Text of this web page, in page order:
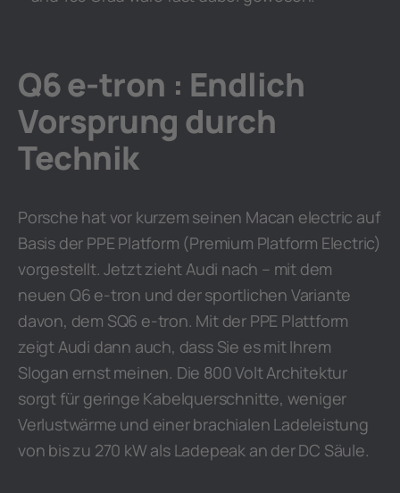
Q6 e-tron : Endlich
Vorsprung durch
Technik
Porsche hat vor kurzem seinen Macan electric auf
Basis der PPE Platform (Premium Platform Electric)
vorgestellt. Jetzt zieht Audi nach – mit dem
neuen Q6 e-tron und der sportlichen Variante
davon, dem SQ6 e-tron. Mit der PPE Plattform
zeigt Audi dann auch, dass Sie es mit Ihrem
Slogan ernst meinen. Die 800 Volt Architektur
sorgt für geringe Kabelquerschnitte, weniger
Verlustwärme und einer brachialen Ladeleistung
von bis zu 270 kW als Ladepeak an der DC Säule.